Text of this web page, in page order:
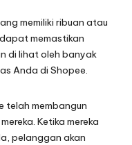
memiliki ribuan atau
memastikan
di lihat oleh banyak
Anda di Shopee.
telah membangun
Ketika mereka
pelanggan akan